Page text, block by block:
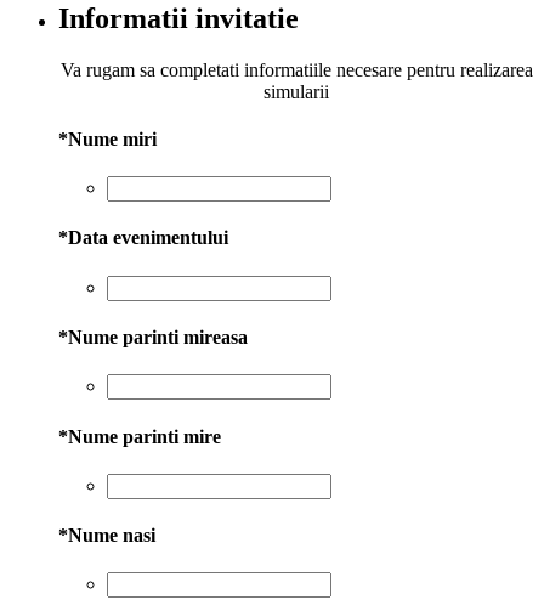
Informatii invitatie
Va rugam sa completati informatiile necesare pentru realizarea
simularii
*Nume miri
*Data evenimentului
*Nume parinti mireasa
*Nume parinti mire
*Nume nasi